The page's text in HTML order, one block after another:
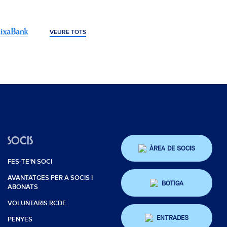
VEURE TOTS
SOCIS
FES-TE'N SOCI
AVANTATGES PER A SOCIS I
ABONATS
VOLUNTARIS RCDE
PENYES
ÀREA DE SOCIS
BOTIGA
ENTRADES